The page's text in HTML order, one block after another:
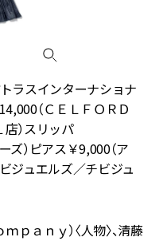
ラスインターナショナ
（ＣＥＬＦＯＲＤ
）スリッパ
ズ）ピアス￥9,000（ア
ジュエルズ／チビジュ
ｐａｎｙ）〈人物〉、清藤